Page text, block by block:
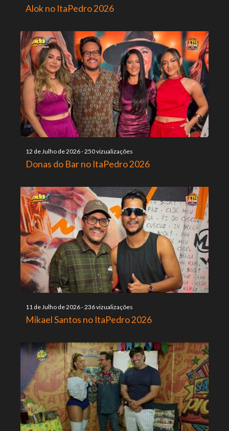
Alok no ItaPedro 2026
12 de Julho de 2026-250 vizualizações
Donas do Bar no ItaPedro 2026
11 de Julho de 2026-236 vizualizações
Mikael Santos no ItaPedro 2026